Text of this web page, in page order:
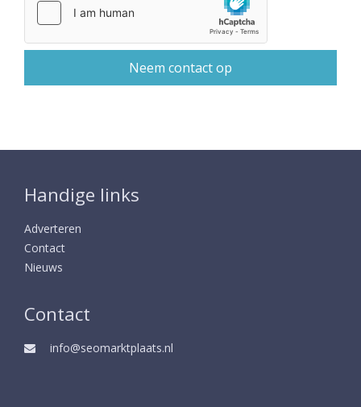
Handige links
Adverteren
Contact
Nieuws
Contact
info@seomarktplaats.nl